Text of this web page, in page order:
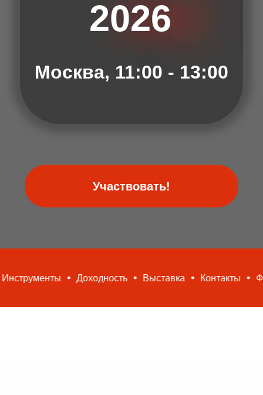
Доходность Выставка Контакты Финансы